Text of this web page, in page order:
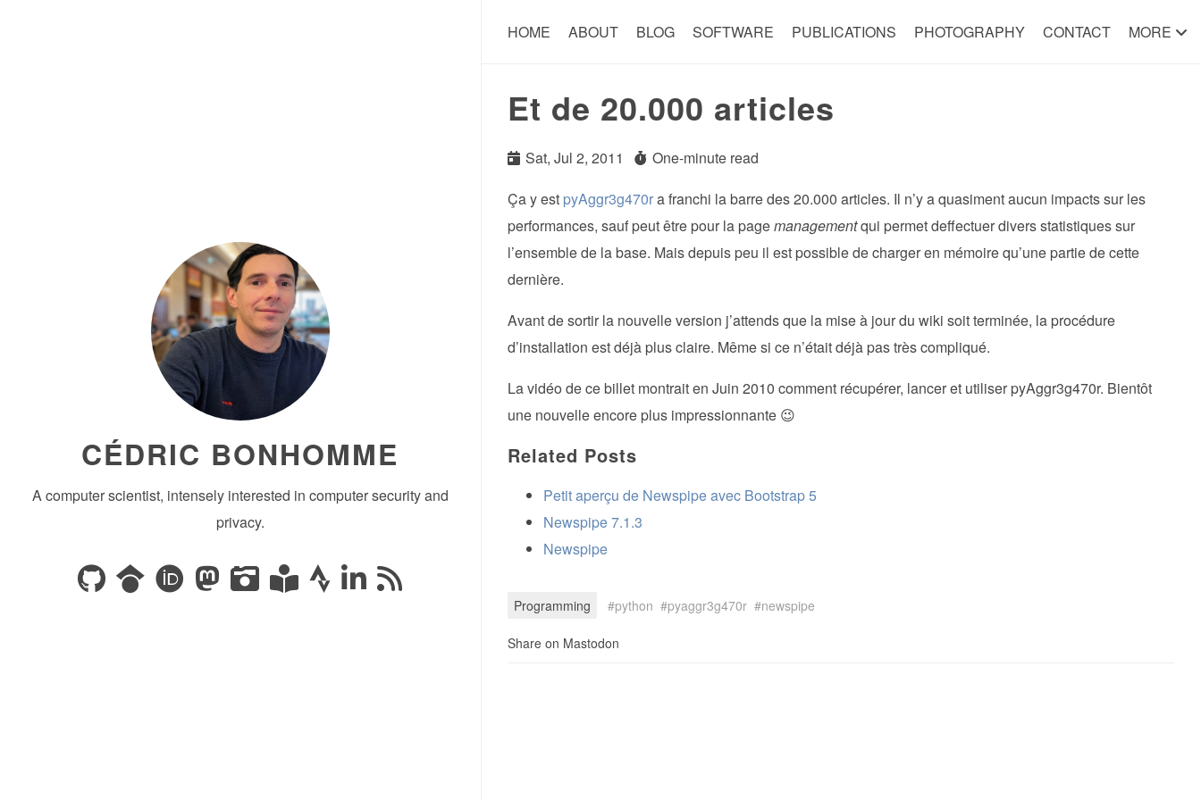
CÉDRIC BONHOMME
A computer scientist, intensely interested in computer security and
privacy.
HOME ABOUT BLOG SOFTWARE PUBLICATIONS PHOTOGRAPHY CONTACT MORE
Et de 20.000 articles
Sat, Jul 2, 2011
One-minute read
Ça y est pyAggr3g470ra franchi la barre des 20.000 articles. Il n’y a quasiment aucun impacts sur les
performances, sauf peut être pour la pagemanagementqui permet deffectuer divers statistiques sur
l’ensemble de la base. Mais depuis peu il est possible de charger en mémoire qu’une partie de cette
dernière.
Avant de sortir la nouvelle version j’attends que la mise à jour du wiki soit terminée, la procédure
d’installation est déjà plus claire. Même si ce n’était déjà pas très compliqué.
La vidéo de ce billet montrait en Juin 2010 comment récupérer, lancer et utiliser pyAggr3g470r. Bientôt
une nouvelle encore plus impressionnante 😉
Related Posts
Petit aperçu de Newspipe avec Bootstrap 5
Newspipe 7.1.3
Newspipe
Programming python pyaggr3g470r newspipe
Share on Mastodon